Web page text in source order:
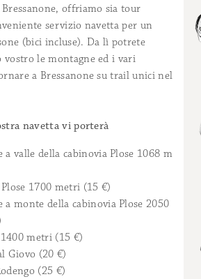
offriamo sia tour
servizio navetta per un
(bici incluse). Da lì potrete
vostro le montagne ed i vari
a Bressanone su trail unici nel
navetta vi porterà
a valle della cabinovia Plose 1068 m
1700 metri (15 €)
a monte della cabinovia Plose 2050
metri (15 €)
Giovo (20 €)
(25 €)